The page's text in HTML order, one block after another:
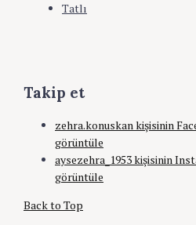
Tatlı
Takip et
zehra.konuskan kişisinin
görüntüle
aysezehra_1953 kişisinin
görüntüle
Back to Top